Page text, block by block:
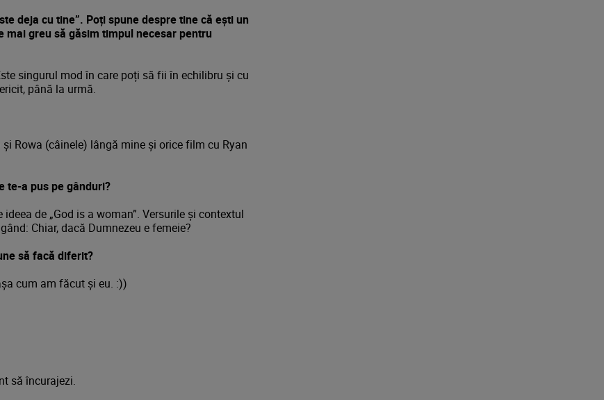
deja cu tine”. Poți spune despre tine că ești un
mai greu să găsim timpul necesar pentru
singurul mod în care poți să fii în echilibru și cu
până la urmă.
Rowa (câinele) lângă mine și orice film cu Ryan
te-a pus pe gânduri?
de „God is a woman”. Versurile și contextul
Chiar, dacă Dumnezeu e femeie?
să facă diferit?
cum am făcut și eu. :))
să încurajezi.